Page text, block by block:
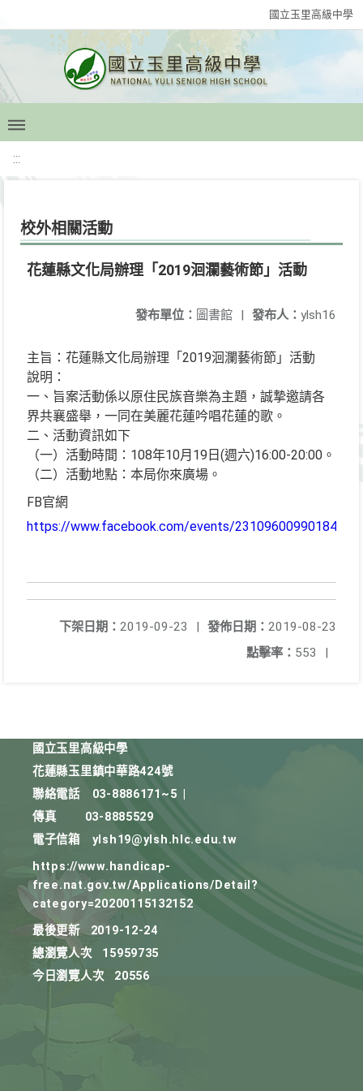
國立玉里高級中學
:::
校外相關活動
花蓮縣文化局辦理「2019洄瀾藝術節」活動
發布人： ylsh16
發布單位： 圖書館 |
主旨：花蓮縣文化局辦理「2019洄瀾藝術節」活動
說明：
一、旨案活動係以原住民族音樂為主題，誠摯邀請各
界共襄盛舉，一同在美麗花蓮吟唱花蓮的歌。
二、活動資訊如下
（一）活動時間：108年10月19日(週六)16:00-20:00。
（二）活動地點：本局你來廣場。
FB官網
https://www.facebook.com/events/2310960099018426/
發佈日期： 2019-08-23
下架日期： 2019-09-23
|
點擊率： 553 |
國立玉里高級中學
花蓮縣玉里鎮中華路424號
聯絡電話
03-8886171~5
傳真
03-8885529
電子信箱
ylsh19@ylsh.hlc.edu.tw
https://www.handicap-
free.nat.gov.tw/Applications/Detail?
category=20200115132152
最後更新
2019-12-24
總瀏覽人次
15959735
今日瀏覽人次
20556